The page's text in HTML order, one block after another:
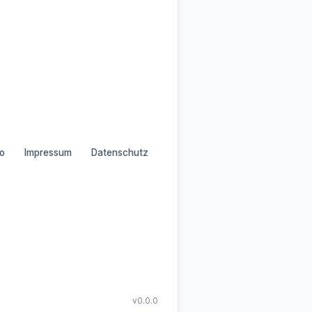
Impressum Datenschutz
v0.0.0